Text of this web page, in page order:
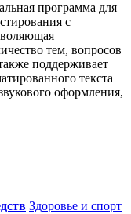
программа для
с
тем, вопросов
поддерживает
текста
оформления,
Здоровье и спорт